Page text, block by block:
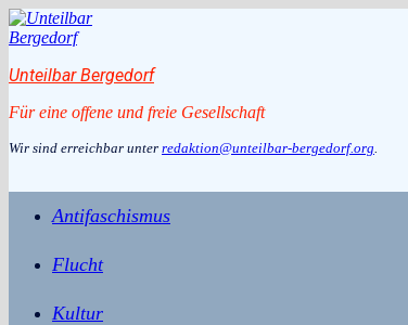
Zum
Inhalt
Unteilbar Bergedorf
Für eine offene und freie Gesellschaft
Wir sind erreichbar unter redaktion@unteilbar-bergedorf.org.
Antifaschismus
Flucht
Kultur